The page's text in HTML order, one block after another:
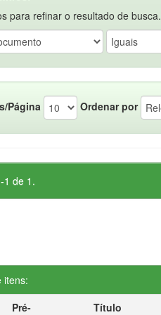
para refinar o resultado de busca.
Página Ordenar por
1 de 1.
itens:
Pré-
Título